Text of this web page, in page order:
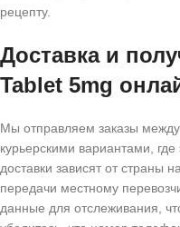
рецепту.
Доставка и
Tablet 5mg
Мы отправляем заказы
курьерскими вариантами,
доставки зависят от страны
передачи местному
данные для отслеживания,